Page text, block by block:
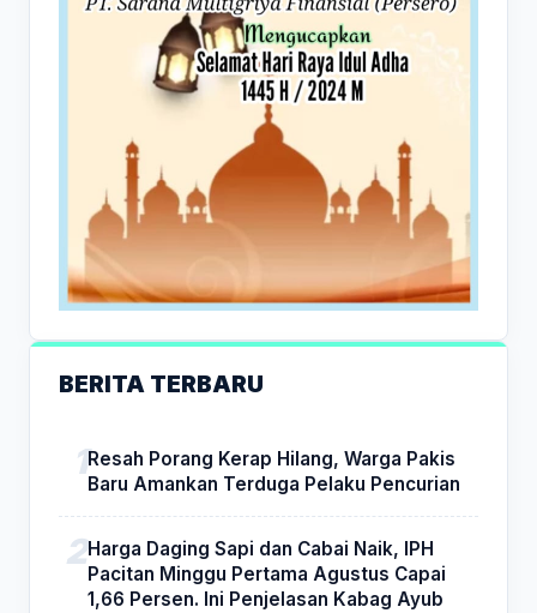
BERITA TERBARU
Resah Porang Kerap Hilang, Warga Pakis
Baru Amankan Terduga Pelaku Pencurian
Harga Daging Sapi dan Cabai Naik, IPH
Pacitan Minggu Pertama Agustus Capai
1,66 Persen. Ini Penjelasan Kabag Ayub